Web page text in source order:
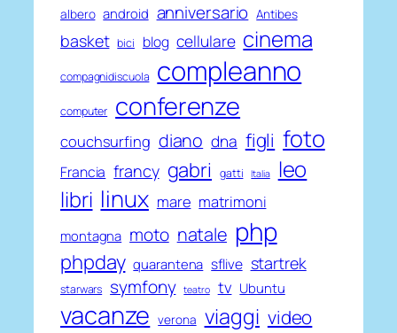
albero android anniversario Antibes
basket bici blog cellulare cinema
compagnidiscuola compleanno
computer conferenze
couchsurfing diano dna figli foto
Francia francy gabri gatti Italia leo
libri linux mare matrimoni
montagna moto natale php
phpday quarantena sflive startrek
starwars symfony teatro tv Ubuntu
vacanze verona viaggi video